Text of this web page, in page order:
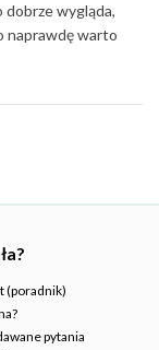
dobrze wygląda,
naprawdę warto
(poradnik)
pytania